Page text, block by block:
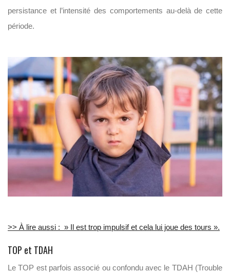
persistance et l’intensité des comportements au-delà de cette
période.
>> À lire aussi : » Il est trop impulsif et cela lui joue des tours ».
TOP et TDAH
Le TOP est parfois associé ou confondu avec le TDAH (Trouble